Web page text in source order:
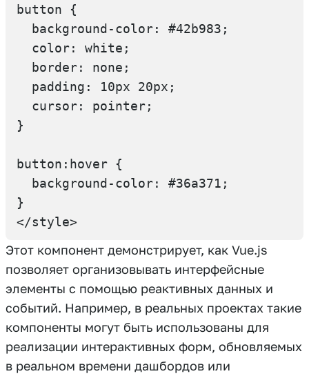
button {
  background-color: #42b983;
  color: white;
  border: none;
  padding: 10px 20px;
  cursor: pointer;
}
button:hover {
  background-color: #36a371;
}
</style>
Этот компонент демонстрирует, как Vue.js
позволяет организовывать интерфейсные
элементы с помощью реактивных данных и
событий. Например, в реальных проектах такие
компоненты могут быть использованы для
реализации интерактивных форм, обновляемых
в реальном времени дашбордов или